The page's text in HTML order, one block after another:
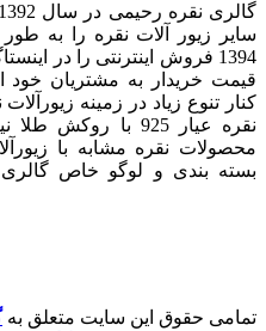
سایر زیور آلات نقره را به
1394 فروش اینترنتی را در
قیمت خریدار به مشتریان خود
کنار تنوع زیاد در زمینه زیورآلات
نقره عیار 925 با
محصولات نقره مشابه با
بسته بندی و لوگو خاص
تمامی حقوق این سایت متعلق به